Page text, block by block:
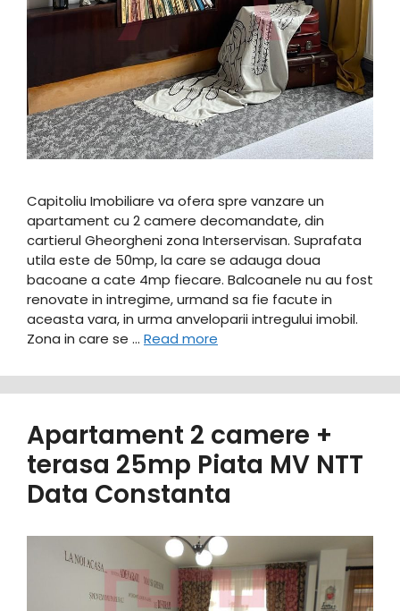
Capitoliu Imobiliare va ofera spre vanzare un
apartament cu 2 camere decomandate, din
cartierul Gheorgheni zona Interservisan. Suprafata
utila este de 50mp, la care se adauga doua
bacoane a cate 4mp fiecare. Balcoanele nu au fost
renovate in intregime, urmand sa fie facute in
aceasta vara, in urma anveloparii intregului imobil.
Zona in care se … Read more
Apartament 2 camere +
terasa 25mp Piata MV NTT
Data Constanta